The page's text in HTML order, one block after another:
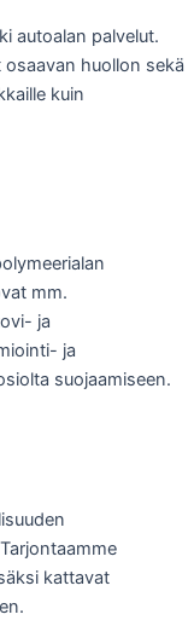
autoalan palvelut.
huollon sekä
kuin
mm.
ja
ja
suojaamiseen.
kattavat